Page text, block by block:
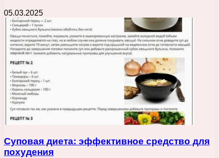
05.03.2025
Суповая диета: эффективное средство для
похудения